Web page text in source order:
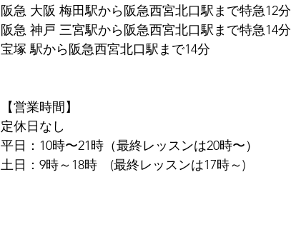
阪急 大阪 梅田駅から阪急西宮北口駅まで特急12分
阪急 神戸 三宮駅から阪急西宮北口駅まで特急14分
宝塚 駅から阪急西宮北口駅まで14分
【営業時間】
定休日なし
平日：10時〜21時（最終レッスンは20時〜）
土日：9時～18時　(最終レッスンは17時～)